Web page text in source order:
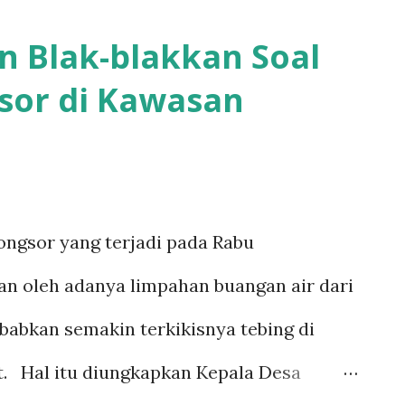
menggunakan sumber mata air yang
Nani ketika dimintai keterangan. Ia
air di kawasan tersebut. Hal
dengan PUPR, ia mengusulkan untuk
sekitar Cilengkrang tersebut seperti
pohon untuk penyerapan air di
pohon. “Selama beberapa jam
air bersih karena memang air
Blak-blakkan Soal
di Kawasan
yang terjadi pada Rabu
oleh adanya limpahan buangan air dari
semakin terkikisnya tebing di
Hal itu diungkapkan Kepala Desa